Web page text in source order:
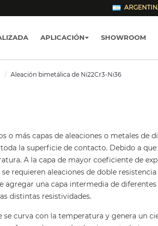
APLICACIÓN SHOWROOM
Aleación bimetálica de Ni22Cr3-Ni36
o más capas de aleaciones o metales de
la superficie de contacto. Debido a
A la capa de mayor coeficiente de
requieren aleaciones de doble
una capa intermedia de diferentes
distintas resistividades.
curva con la temperatura y genera un